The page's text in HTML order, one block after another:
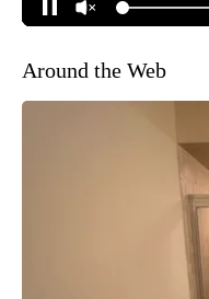
Around the Web